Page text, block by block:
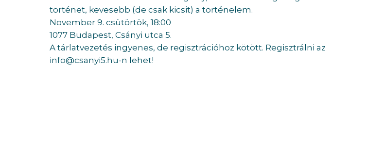
történet, kevesebb (de csak kicsit) a történelem.
November 9. csütörtök, 18:00
1077 Budapest, Csányi utca 5.
A tárlatvezetés ingyenes, de regisztrációhoz kötött. Regisztrálni az
info@csanyi5.hu-n lehet!